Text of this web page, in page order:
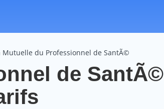
du Professionnel de SantÃ©
de SantÃ©